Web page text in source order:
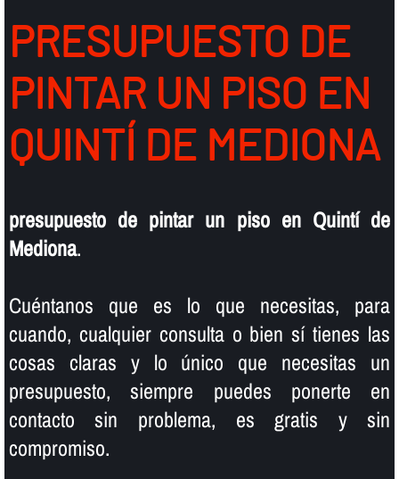
PRESUPUESTO DE
PINTAR UN PISO EN
QUINTÍ DE MEDIONA
presupuesto de pintar un piso en Quintí de
Mediona.
Cuéntanos que es lo que necesitas, para
cuando, cualquier consulta o bien sí­ tienes las
cosas claras y lo único que necesitas un
presupuesto, siempre puedes ponerte en
contacto sin problema, es gratis y sin
compromiso.